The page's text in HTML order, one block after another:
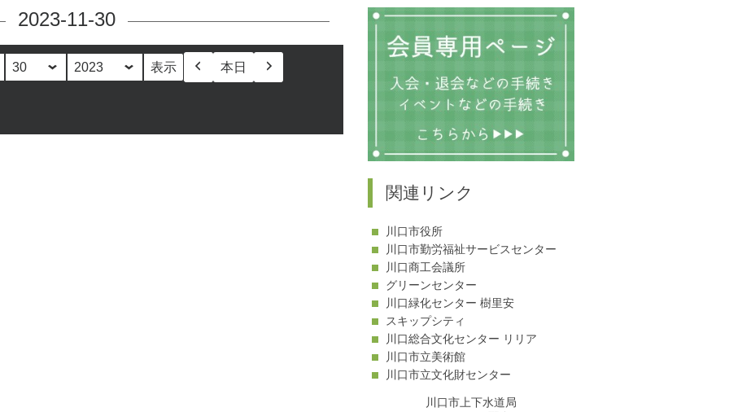
2023-11-30
本日
関連リンク
川口市役所
川口市勤労福祉サービスセンター
川口商工会議所
グリーンセンター
川口緑化センター 樹里安
スキップシティ
川口総合文化センター リリア
川口市立美術館
川口市立文化財センター
川口市上下水道局